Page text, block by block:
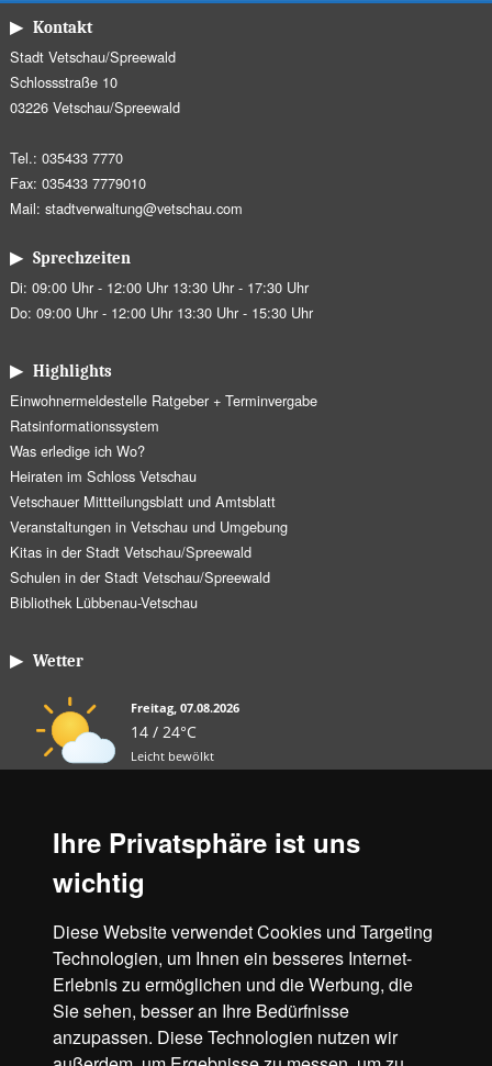
Ihre Privatsphäre ist uns
wichtig
Diese Website verwendet Cookies und Targeting
Technologien, um Ihnen ein besseres Internet-
Erlebnis zu ermöglichen und die Werbung, die
Sie sehen, besser an Ihre Bedürfnisse
anzupassen. Diese Technologien nutzen wir
▶ Kontakt
Stadt Vetschau/Spreewald
Schlossstraße 10
03226 Vetschau/Spreewald
Tel.: 035433 7770
Fax: 035433 7779010
Mail: stadtverwaltung@vetschau.com
▶ Sprechzeiten
Di: 09:00 Uhr - 12:00 Uhr 13:30 Uhr - 17:30 Uhr
Do: 09:00 Uhr - 12:00 Uhr 13:30 Uhr - 15:30 Uhr
▶ Highlights
Einwohnermeldestelle Ratgeber + Terminvergabe
Ratsinformationssystem
Was erledige ich Wo?
Heiraten im Schloss Vetschau
Vetschauer Mittteilungsblatt und Amtsblatt
Veranstaltungen in Vetschau und Umgebung
Kitas in der Stadt Vetschau/Spreewald
Schulen in der Stadt Vetschau/Spreewald
Bibliothek Lübbenau-Vetschau
▶ Wetter
Freitag, 07.08.2026
14 / 24°C
Leicht bewölkt
Sonnig
13 / 31°C
Leicht bewölkt
Aktuelles Wetter ansehen
Unsere Partner